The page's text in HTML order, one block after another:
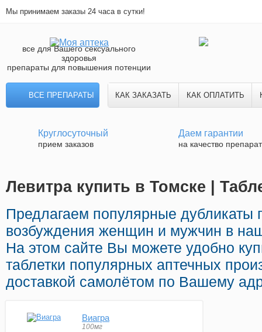
Мы принимаем заказы 24 часа в сутки!
все для Вашего сексуального
здоровья
препараты для повышения потенции
ВСЕ ПРЕПАРАТЫ КАК ЗАКАЗАТЬ КАК ОПЛАТИТЬ
Круглосуточный
прием заказов
Даем гарантии
на качество
Левитра купить в Томске |
Предлагаем популярные дубликаты
возбуждения женщин и мужчин в
На этом сайте Вы можете удобно
таблетки популярных аптечных
доставкой самолётом по Вашему
Виагра
100мг